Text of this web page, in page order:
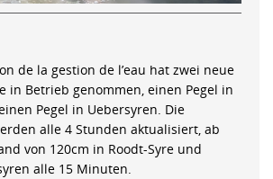
de la gestion de l’eau hat zwei neue
in Betrieb genommen, einen Pegel in
Pegel in Uebersyren. Die
alle 4 Stunden aktualisiert, ab
von 120cm in Roodt-Syre und
alle 15 Minuten.